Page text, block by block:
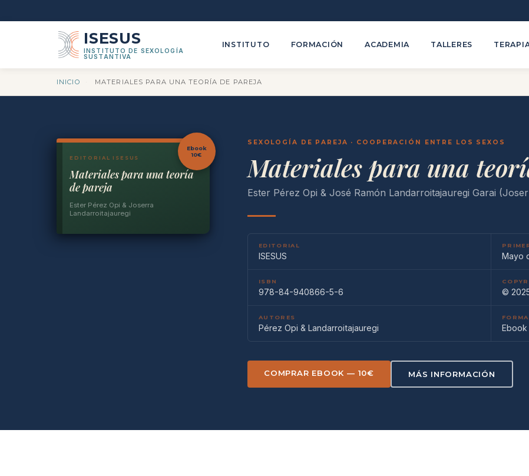
ISESUS
INSTITUTO DE SEXOLOGÍA
SUSTANTIVA
INSTITUTO FORMACIÓN ACADEMIA TALLERES
INICIO MATERIALES PARA UNA TEORÍA DE PAREJA
EDITORIAL ISESUS
Materiales para una teoría
de pareja
Ester Pérez Opi & Joserra
Landarroitajauregi
Ebook
10€
SEXOLOGÍA DE PAREJA · COOPERACIÓN ENTRE LOS SEXOS
Materiales para una
Ester Pérez Opi & José Ramón Landarroitajauregi Garai
EDITORIAL
ISESUS Mayo
ISBN
978-84-940866-5-6 ©
AUTORES
Pérez Opi & Landarroitajauregi Ebook
COMPRAR EBOOK — 10€ MÁS INFORMACIÓN